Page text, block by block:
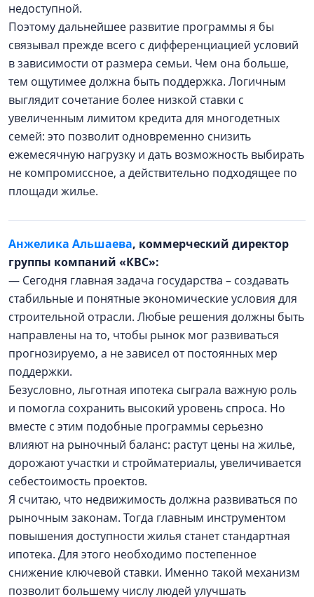
недоступной.
Поэтому дальнейшее развитие программы я бы
связывал прежде всего с дифференциацией условий
в зависимости от размера семьи. Чем она больше,
тем ощутимее должна быть поддержка. Логичным
выглядит сочетание более низкой ставки с
увеличенным лимитом кредита для многодетных
семей: это позволит одновременно снизить
ежемесячную нагрузку и дать возможность выбирать
не компромиссное, а действительно подходящее по
площади жилье.
Анжелика Альшаева, коммерческий директор
группы компаний «КВС»:
— Сегодня главная задача государства – создавать
стабильные и понятные экономические условия для
строительной отрасли. Любые решения должны быть
направлены на то, чтобы рынок мог развиваться
прогнозируемо, а не зависел от постоянных мер
поддержки.
Безусловно, льготная ипотека сыграла важную роль
и помогла сохранить высокий уровень спроса. Но
вместе с этим подобные программы серьезно
влияют на рыночный баланс: растут цены на жилье,
дорожают участки и стройматериалы, увеличивается
себестоимость проектов.
Я считаю, что недвижимость должна развиваться по
рыночным законам. Тогда главным инструментом
повышения доступности жилья станет стандартная
ипотека. Для этого необходимо постепенное
снижение ключевой ставки. Именно такой механизм
позволит большему числу людей улучшать